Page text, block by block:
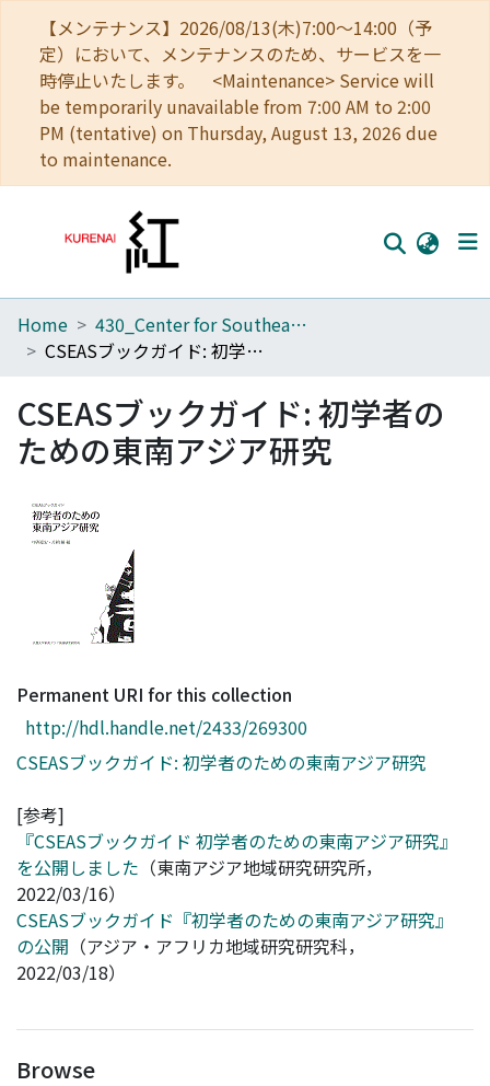
【メンテナンス】2026/08/13(木)7:00～14:00（予
定）において、メンテナンスのため、サービスを一
時停止いたします。 <Maintenance> Service will
be temporarily unavailable from 7:00 AM to 2:00
PM (tentative) on Thursday, August 13, 2026 due
to maintenance.
Home
Browse
Download Ranking
Access Statistics
Library Network
Home
430_Center for Southeast Asian Studies
CSEASブックガイド: 初学者のための東南アジア研究
CSEASブックガイド: 初学者の
ための東南アジア研究
Permanent URI for this collection
http://hdl.handle.net/2433/269300
CSEASブックガイド: 初学者のための東南アジア研究
[参考]
『CSEASブックガイド 初学者のための東南アジア研究』
を公開しました （東南アジア地域研究研究所，
2022/03/16）
CSEASブックガイド『初学者のための東南アジア研究』
の公開 （アジア・アフリカ地域研究研究科，
2022/03/18）
Browse